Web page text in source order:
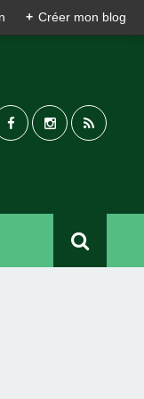
+ Créer mon blog